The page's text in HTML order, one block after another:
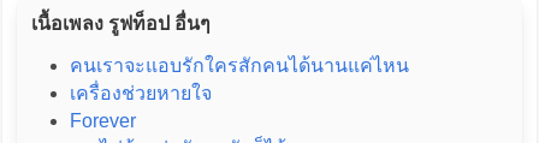
เนื้อเพลง รูฟท็อป อื่นๆ
คนเราจะแอบรักใครสักคนได้นานแค่ไหน
เครื่องช่วยหายใจ
Forever